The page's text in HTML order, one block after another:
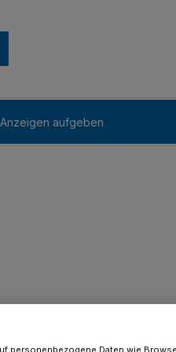
Anzeigen aufgeben